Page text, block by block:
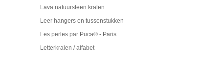
Lava natuursteen kralen
Leer hangers en tussenstukken
Les perles par Puca® - Paris
Letterkralen / alfabet